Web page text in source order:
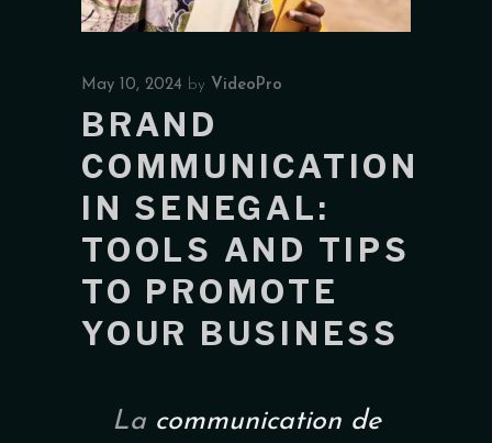
May 10, 2024 by VideoPro
BRAND
COMMUNICATION
IN SENEGAL:
TOOLS AND TIPS
TO PROMOTE
YOUR BUSINESS
La communication de